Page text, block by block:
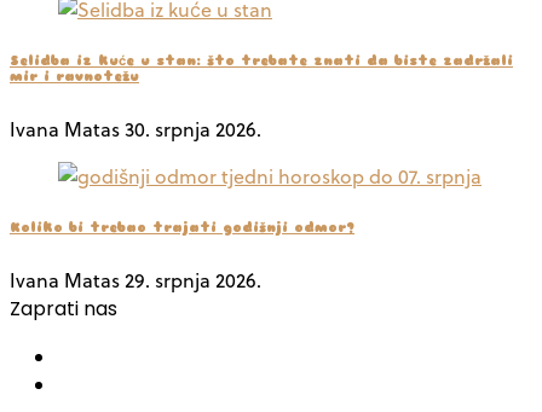
Selidba iz kuće u stan: što trebate znati da biste zadržali
mir i ravnotežu
Ivana Matas30. srpnja 2026.
Koliko bi trebao trajati godišnji odmor?
Ivana Matas29. srpnja 2026.
Zaprati nas